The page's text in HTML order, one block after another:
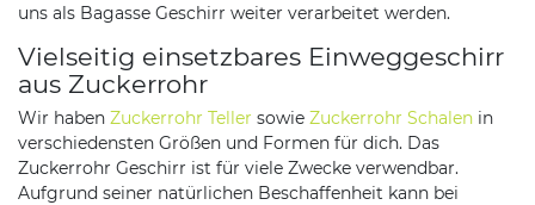
uns als Bagasse Geschirr weiter verarbeitet werden.
Vielseitig einsetzbares Einweggeschirr
aus Zuckerrohr
Wir haben Zuckerrohr Teller sowie Zuckerrohr Schalen in
verschiedensten Größen und Formen für dich. Das
Zuckerrohr Geschirr ist für viele Zwecke verwendbar.
Aufgrund seiner natürlichen Beschaffenheit kann bei